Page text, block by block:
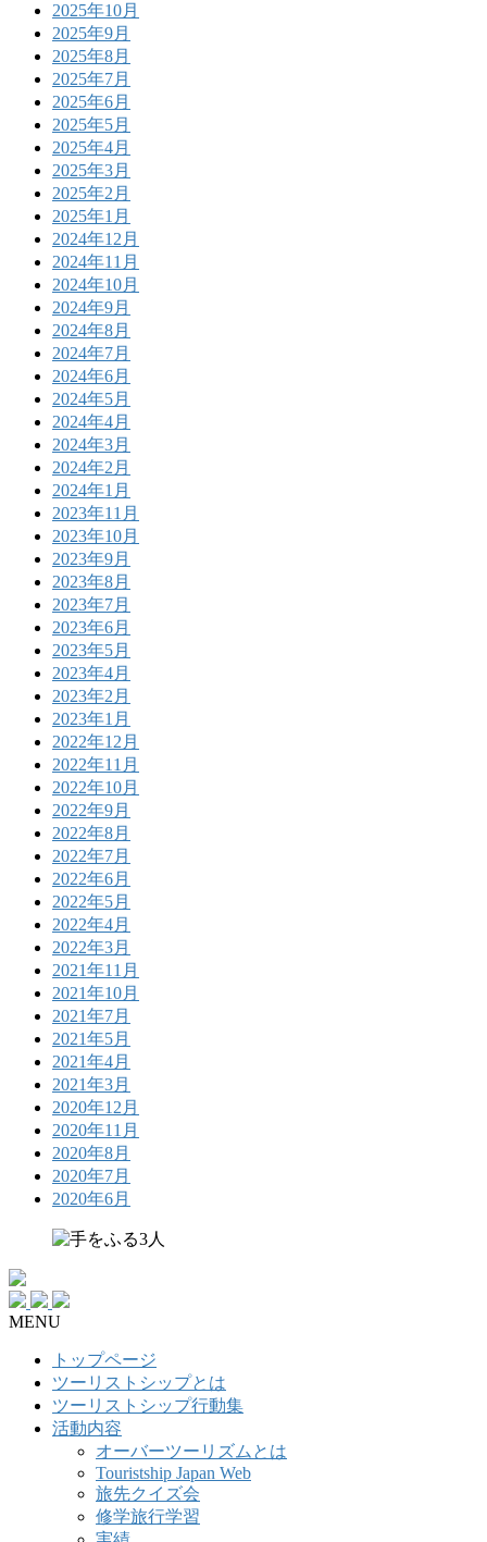
2025年10月
2025年9月
2025年8月
2025年7月
2025年6月
2025年5月
2025年4月
2025年3月
2025年2月
2025年1月
2024年12月
2024年11月
2024年10月
2024年9月
2024年8月
2024年7月
2024年6月
2024年5月
2024年4月
2024年3月
2024年2月
2024年1月
2023年11月
2023年10月
2023年9月
2023年8月
2023年7月
2023年6月
2023年5月
2023年4月
2023年2月
2023年1月
2022年12月
2022年11月
2022年10月
2022年9月
2022年8月
2022年7月
2022年6月
2022年5月
2022年4月
2022年3月
2021年11月
2021年10月
2021年7月
2021年5月
2021年4月
2021年3月
2020年12月
2020年11月
2020年8月
2020年7月
2020年6月
MENU
トップページ
ツーリストシップとは
ツーリストシップ行動集
活動内容
オーバーツーリズムとは
Touristship Japan Web
旅先クイズ会
修学旅行学習